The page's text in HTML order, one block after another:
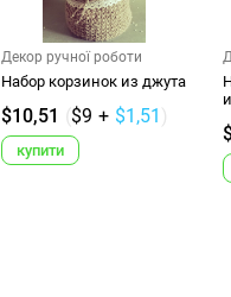
Декор ручної роботи
Набор корзинок из джута
$10,51 ($9 + $1,51 )
купити